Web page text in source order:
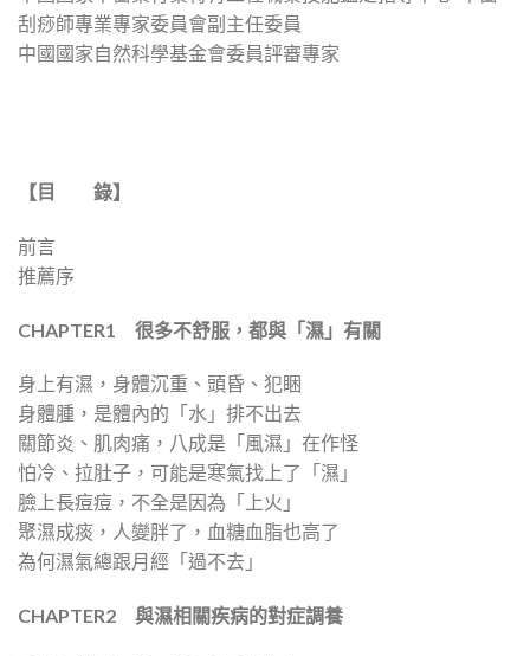
刮痧師專業專家委員會副主任委員
中國國家自然科學基金會委員評審專家
【目 錄】
前言
推薦序
CHAPTER1 很多不舒服，都與「濕」有關
身上有濕，身體沉重、頭昏、犯睏
身體腫，是體內的「水」排不出去
關節炎、肌肉痛，八成是「風濕」在作怪
怕冷、拉肚子，可能是寒氣找上了「濕」
臉上長痘痘，不全是因為「上火」
聚濕成痰，人變胖了，血糖血脂也高了
為何濕氣總跟月經「過不去」
CHAPTER2 與濕相關疾病的對症調養